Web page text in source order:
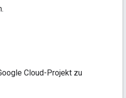
Cloud-Projekt zu